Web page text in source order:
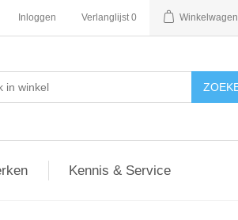
Inloggen Verlanglijst 0 Winkelwagen
Kennis & Service